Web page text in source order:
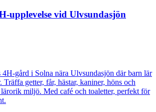
upplevelse vid Ulvsundasjön
4H-gård i Solna nära Ulvsundasjön där barn lär
Träffa getter, får, hästar, kaniner, höns och
miljö. Med café och toaletter, perfekt för